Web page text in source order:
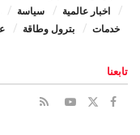
اخبار عالمية
سياسة
خدمات
بترول وطاقة
تابعنا